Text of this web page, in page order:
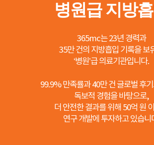
병원급 지방
365mc는 23년 경력과
35만 건의 지방흡입 기록을 보
‘병원’급 의료기관입니다.
99.9% 만족률과 40만 건 글로벌 후
독보적 경험을 바탕으로,
더 안전한 결과를 위해 50억 원
연구 개발에 투자하고 있습니